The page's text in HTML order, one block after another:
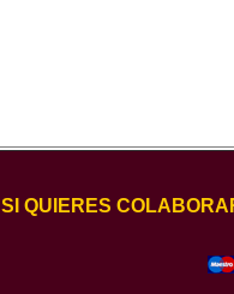
SI QUIERES